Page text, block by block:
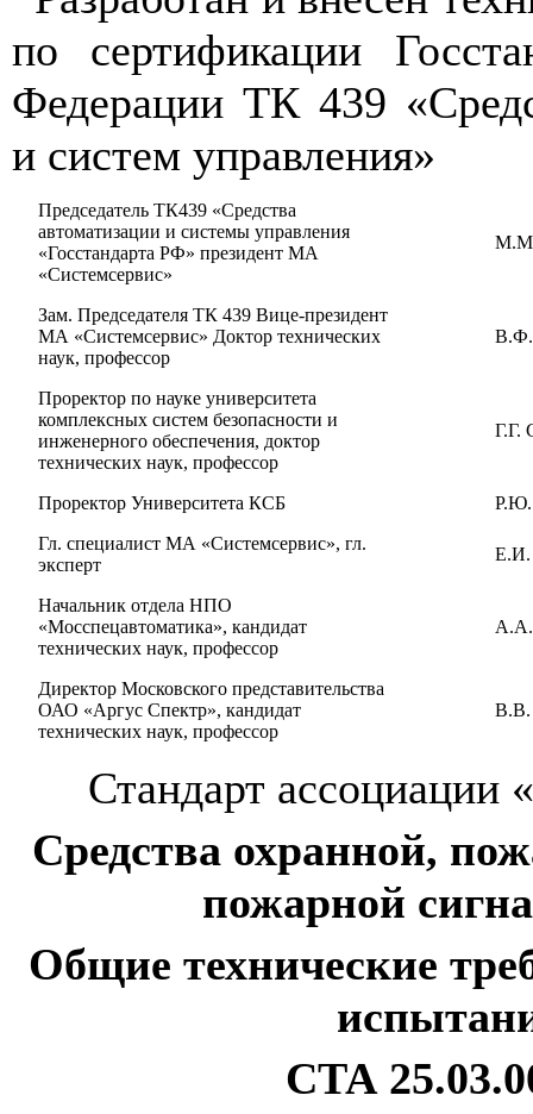
по сертификации
Федерации ТК 439
и систем управления»
Председатель ТК439 «Средства
автоматизации и системы управления
«Госстандарта РФ» президент МА
«Системсервис»
М.М
Зам. Председателя ТК 439 Вице-президент
МА «Системсервис» Доктор технических
наук, профессор
В.Ф.
Проректор по науке университета
комплексных систем безопасности и
инженерного обеспечения, доктор
технических наук, профессор
Г.Г.
Проректор Университета КСБ
Р.Ю.
Гл. специалист МА «Системсервис», гл.
эксперт
Е.И.
Начальник отдела НПО
«Мосспецавтоматика», кандидат
технических наук, профессор
А.А.
Директор Московского представительства
ОАО «Аргус Спектр», кандидат
технических наук, профессор
В.В.
Стандарт ассоциации
Средства охранной,
пожарной
Общие технические
СТА